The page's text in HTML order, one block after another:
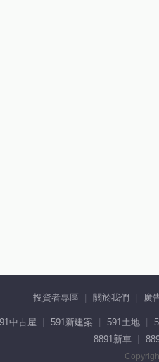
投資者專區 關於我們 廣
中古屋 591新建案 591土地
8891新車